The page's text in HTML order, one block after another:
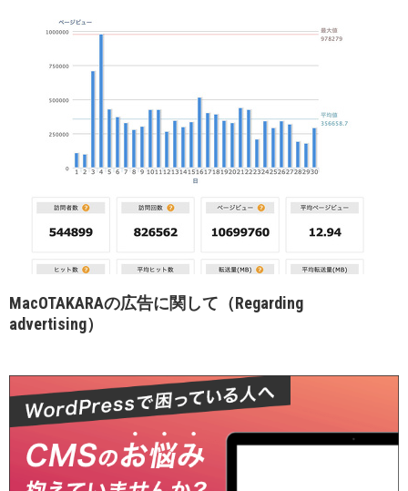
MacOTAKARAの広告に関して（Regarding
advertising）